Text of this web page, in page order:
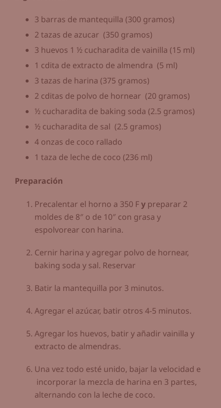
3 barras de mantequilla (300 gramos)
2 tazas de azucar (350 gramos)
3 huevos 1 ½ cucharadita de vainilla (15 ml)
1 cdita de extracto de almendra (5 ml)
3 tazas de harina (375 gramos)
2 cditas de polvo de hornear (20 gramos)
½ cucharadita de baking soda (2.5 gramos)
½ cucharadita de sal (2.5 gramos)
4 onzas de coco rallado
1 taza de leche de coco (236 ml)
Preparación
Precalentar el horno a 350 Fy preparar 2
moldes de 8″ o de 10″ con grasa y
espolvorear con harina.
Cernir harina y agregar polvo de hornear,
baking soda y sal. Reservar
Batir la mantequilla por 3 minutos.
Agregar el azúcar, batir otros 4-5 minutos.
Agregar los huevos, batir y añadir vainilla y
extracto de almendras.
Una vez todo esté unido, bajar la velocidad e
incorporar la mezcla de harina en 3 partes,
alternando con la leche de coco.